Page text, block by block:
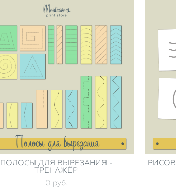
ПОЛОСЫ ДЛЯ ВЫРЕЗАНИЯ -
ТРЕНАЖЁР
0 pуб.